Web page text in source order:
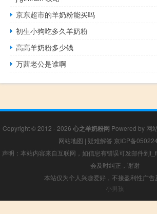
京东超市的羊奶粉能买吗
初生小狗吃多久羊奶粉
高高羊奶粉多少钱
万茜老公是谁啊
Copyright © 2012 - 2026 心之羊奶粉网 Powered by 网
网站地图 | 疑难解答 京ICP备
声明：本站内容来自互联网，如信息有错误可发邮件到
会及时纠正，谢谢
本站仅为个人兴趣爱好，不接盈利性广告
小男孩